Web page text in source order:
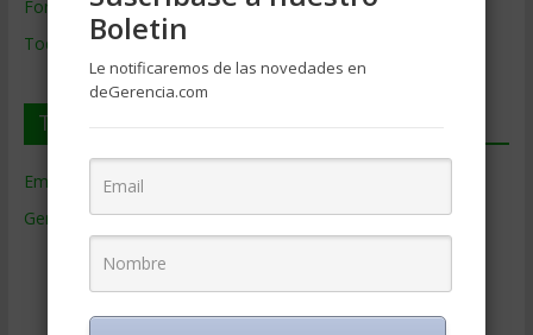
Formación de Gerencia
Todos los Temas
Temas de Gerencia
Empresas de Gerencia
Gerencia(9.477)
Contabilidad(466)
Educacion Gerencial(454)
Boletin
Le notificaremos de las novedades en
deGerencia.com